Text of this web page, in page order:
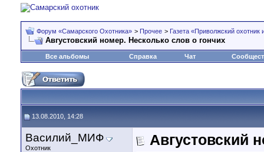
Форум «Самарского Охотника» > Прочее > Газета «Приволжский охотник
Августовский номер. Несколько слов о гончих
Все альбомы Справка Чат
13.08.2010, 14:28
Василий_МИФ
Охотник Августовский